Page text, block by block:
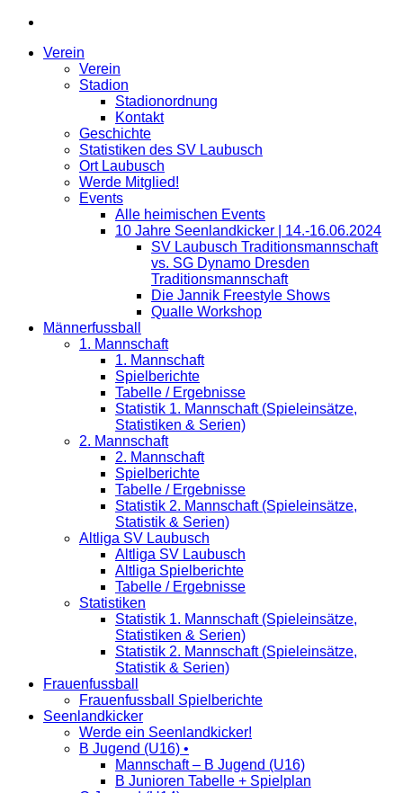
Verein
Verein
Stadion
Stadionordnung
Kontakt
Geschichte
Statistiken des SV Laubusch
Ort Laubusch
Werde Mitglied!
Events
Alle heimischen Events
10 Jahre Seenlandkicker | 14.-16.06.2024
SV Laubusch Traditionsmannschaft
vs. SG Dynamo Dresden
Traditionsmannschaft
Die Jannik Freestyle Shows
Qualle Workshop
Männerfussball
1. Mannschaft
1. Mannschaft
Spielberichte
Tabelle / Ergebnisse
Statistik 1. Mannschaft (Spieleinsätze,
Statistiken & Serien)
2. Mannschaft
2. Mannschaft
Spielberichte
Tabelle / Ergebnisse
Statistik 2. Mannschaft (Spieleinsätze,
Statistik & Serien)
Altliga SV Laubusch
Altliga SV Laubusch
Altliga Spielberichte
Tabelle / Ergebnisse
Statistiken
Statistik 1. Mannschaft (Spieleinsätze,
Statistiken & Serien)
Statistik 2. Mannschaft (Spieleinsätze,
Statistik & Serien)
Frauenfussball
Frauenfussball Spielberichte
Seenlandkicker
Werde ein Seenlandkicker!
B Jugend (U16) •
Mannschaft – B Jugend (U16)
B Junioren Tabelle + Spielplan